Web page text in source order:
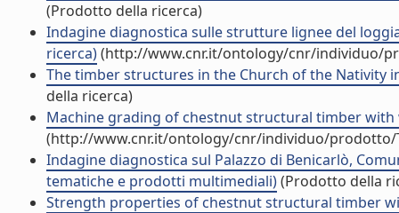
(Prodotto della ricerca)
Indagine diagnostica sulle strutture lignee del
ricerca)(http://www.cnr.it/ontology/cnr/individuo/
The timber structures in the Church of the Nativity
della ricerca)
Machine grading of chestnut structural timber
(http://www.cnr.it/ontology/cnr/individuo/prodotto/
Indagine diagnostica sul Palazzo di Benicarlò,
tematiche e prodotti multimediali)(Prodotto della
Strength properties of chestnut structural timber